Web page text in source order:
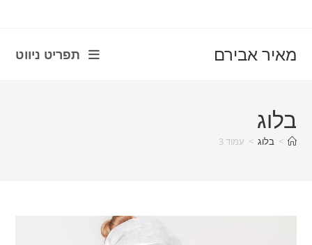
מאיר אבירם תפריט ניווט
בלוג
> בלוג > עמוד 3